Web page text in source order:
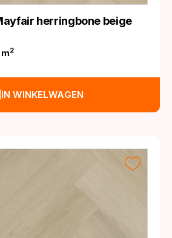
herringbone beige
2
IN WINKELWAGEN